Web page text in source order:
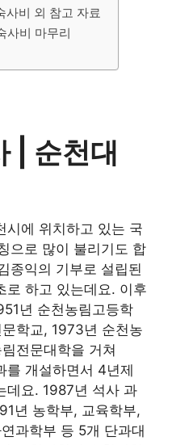
사비 외 참고 자료
사비 마무리
| 순천대
시에 위치하고 있는 국
으로 많이 불리기도 합
종익의 기부로 설립된
로 하고 있는데요. 이후
년 순천농림고등학
학교, 1973년 순천농
전문대학을 거쳐
를 개설하면서 4년제
데요. 1987년 석사 과
년 농학부, 교육학부,
과학부 등 5개 단과대